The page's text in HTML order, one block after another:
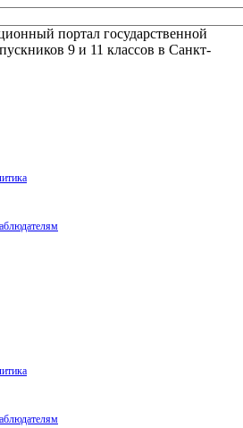
портал государственной
9 и 11 классов в Санкт-